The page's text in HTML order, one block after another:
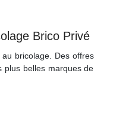
Brico Privé
bricolage. Des offres
plus belles marques de